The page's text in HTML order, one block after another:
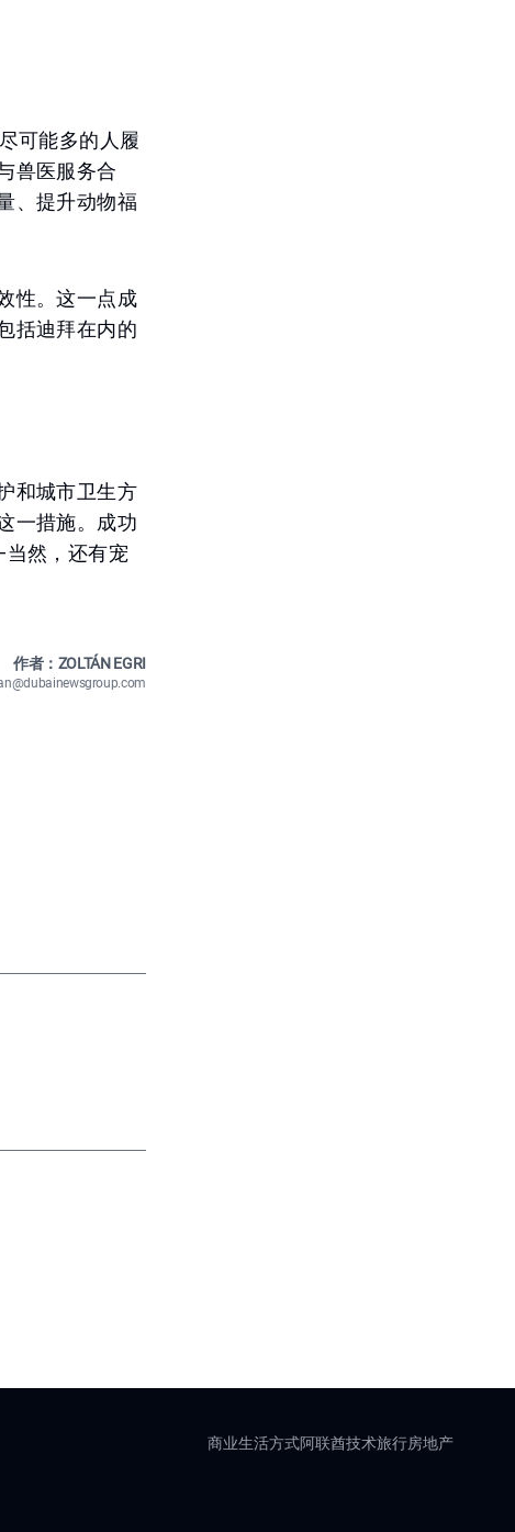
可能多的人履
兽医服务合
、提升动物福
性。这一点成
括迪拜在内的
和城市卫生方
一措施。成功
然，还有宠
作者：ZOLTÁN EGRI
商业生活方式阿联酋技术旅行房地产